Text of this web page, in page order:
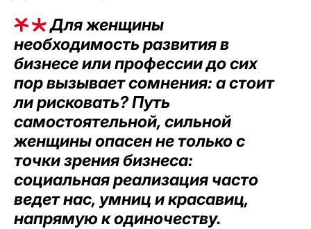
Для женщины
необходимость развития в
бизнесе или профессии до сих
пор вызывает сомнения: а стоит
ли рисковать? Путь
самостоятельной, сильной
женщины опасен не только с
точки зрения бизнеса:
социальная реализация часто
ведет нас, умниц и красавиц,
напрямую к одиночеству.